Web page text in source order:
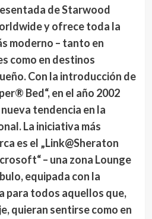
de Starwood
y ofrece toda la
moderno – tanto en
como en destinos
Con la introducción de
Bed“, en el año 2002
tendencia en la
La iniciativa más
es el „Link@Sheraton
– una zona Lounge
equipada con la
para todos aquellos que,
quieran sentirse como en